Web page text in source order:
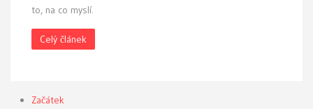
to, na co myslí.
Celý článek
Začátek